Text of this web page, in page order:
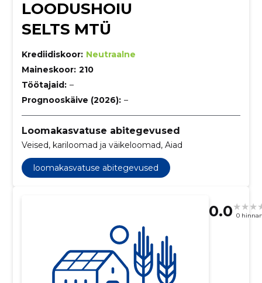
LOODUSHOIU
SELTS MTÜ
Krediidiskoor: Neutraalne
Maineskoor: 210
Töötajaid: –
Prognooskäive (2026): –
Loomakasvatuse abitegevused
Veised, kariloomad ja väikeloomad, Aiad
loomakasvatuse abitegevused
0.0 0